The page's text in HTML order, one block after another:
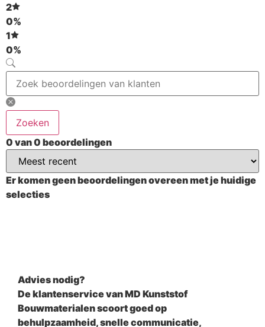
2
0%
1
0%
Zoeken
0 van 0 beoordelingen
Er komen geen beoordelingen overeen met je huidige
selecties
Advies nodig?
De klantenservice van MD Kunststof
Bouwmaterialen scoort goed op
behulpzaamheid, snelle communicatie,